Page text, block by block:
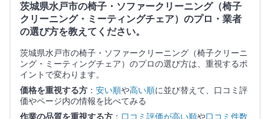
茨城県水戸市の椅子・ソファークリーニング（椅子
クリーニング・ミーティングチェア）のプロ・業者
の選び方を教えてください。
茨城県水戸市の椅子・ソファークリーニング（椅子クリーニ
ング・ミーティングチェア）のプロの選び方は、重視するポ
イントで変わります。
価格を重視する方 ： 安い順や高い順に並び替えて、口コミ評
価やページ内の情報を比べてみる
作業の品質を重視する方 ： 口コミ評価が高い順や口コミ件数